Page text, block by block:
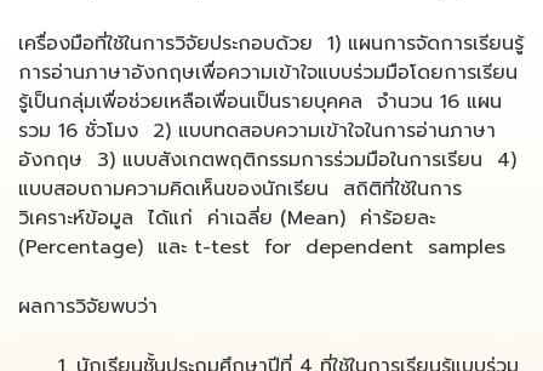
เครื่องมือที่ใช้ในการวิจัยประกอบด้วย 1) แผนการจัดการเรียนรู้
การอ่านภาษาอังกฤษเพื่อความเข้าใจแบบร่วมมือโดยการเรียน
รู้เป็นกลุ่มเพื่อช่วยเหลือเพื่อนเป็นรายบุคคล จำนวน 16 แผน
รวม 16 ชั่วโมง 2) แบบทดสอบความเข้าใจในการอ่านภาษา
อังกฤษ 3) แบบสังเกตพฤติกรรมการร่วมมือในการเรียน 4)
แบบสอบถามความคิดเห็นของนักเรียน สถิติที่ใช้ในการ
วิเคราะห์ข้อมูล ได้แก่ ค่าเฉลี่ย (Mean) ค่าร้อยละ
(Percentage) และ t-test for dependent samples
ผลการวิจัยพบว่า